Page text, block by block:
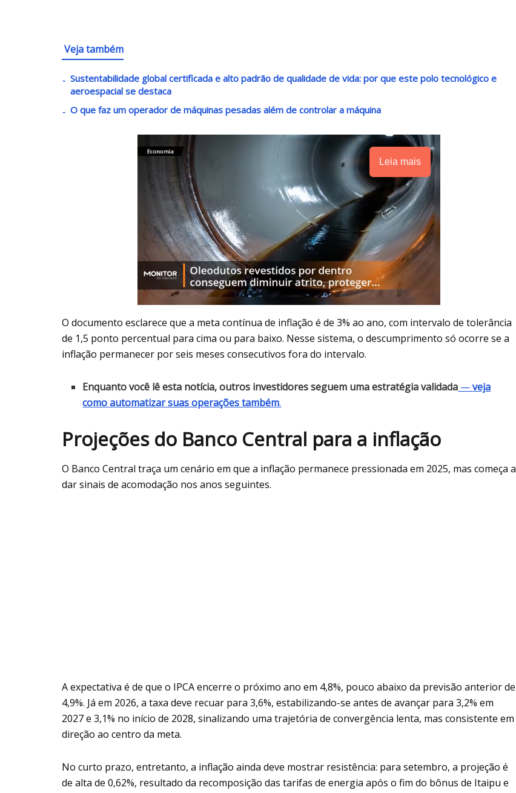
Veja também
Sustentabilidade global certificada e alto padrão de qualidade de vida: por que este polo tecnológico e
aeroespacial se destaca
O que faz um operador de máquinas pesadas além de controlar a máquina
Leia mais
O documento esclarece que a meta contínua de inflação é de 3% ao ano, com intervalo de tolerância
de 1,5 ponto percentual para cima ou para baixo. Nesse sistema, o descumprimento só ocorre se a
inflação permanecer por seis meses consecutivos fora do intervalo.
Enquanto você lê esta notícia, outros investidores seguem uma estratégia validada —veja
como automatizar suas operações também.
Projeções do Banco Central para a inflação
O Banco Central traça um cenário em que a inflação permanece pressionada em 2025, mas começa a
dar sinais de acomodação nos anos seguintes.
A expectativa é de que o IPCA encerre o próximo ano em 4,8%, pouco abaixo da previsão anterior de
4,9%. Já em 2026, a taxa deve recuar para 3,6%, estabilizando-se antes de avançar para 3,2% em
2027 e 3,1% no início de 2028, sinalizando uma trajetória de convergência lenta, mas consistente em
direção ao centro da meta.
No curto prazo, entretanto, a inflação ainda deve mostrar resistência: para setembro, a projeção é
de alta de 0,62%, resultado da recomposição das tarifas de energia após o fim do bônus de Itaipu e